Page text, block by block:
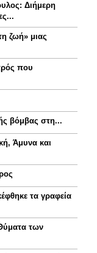
Διήμερη
ζωή» μιας
που
βόμβας στη...
Άμυνα και
τα γραφεία
των